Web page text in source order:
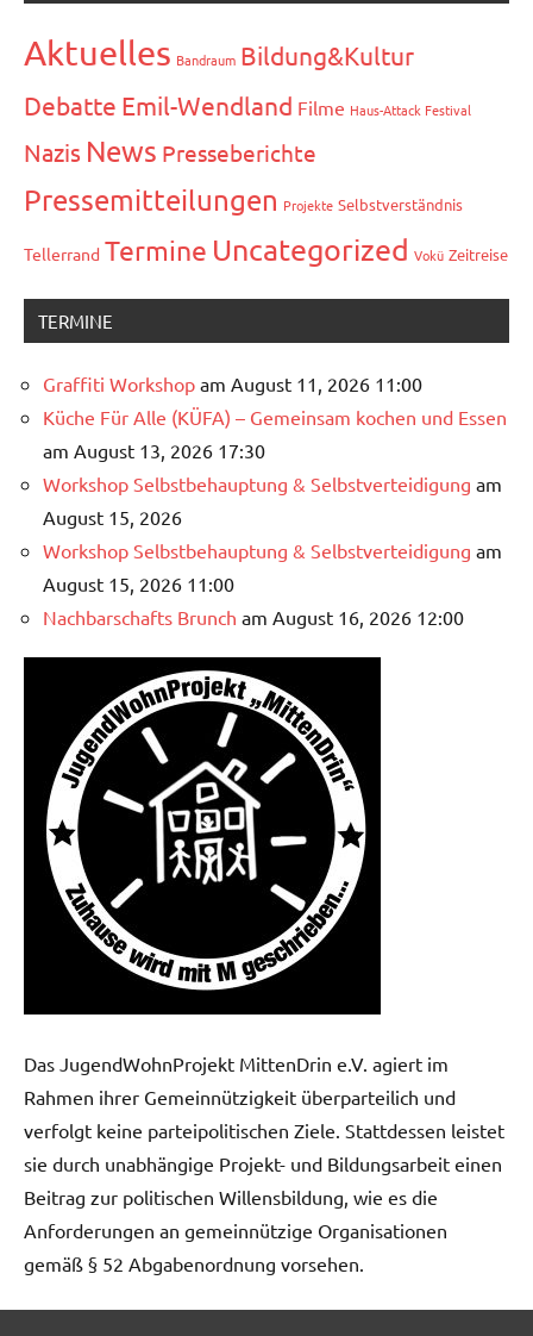
Aktuelles Bandraum Bildung&Kultur
Debatte Emil-Wendland Filme Haus-Attack Festival
Nazis News Presseberichte
Pressemitteilungen Projekte Selbstverständnis
Tellerrand Termine Uncategorized Vokü Zeitreise
TERMINE
Graffiti Workshop am August 11, 2026 11:00
Küche Für Alle (KÜFA) – Gemeinsam kochen und Essen
am August 13, 2026 17:30
Workshop Selbstbehauptung & Selbstverteidigung am
August 15, 2026
Workshop Selbstbehauptung & Selbstverteidigung am
August 15, 2026 11:00
Nachbarschafts Brunch am August 16, 2026 12:00
Das JugendWohnProjekt MittenDrin e.V. agiert im
Rahmen ihrer Gemeinnützigkeit überparteilich und
verfolgt keine parteipolitischen Ziele. Stattdessen leistet
sie durch unabhängige Projekt- und Bildungsarbeit einen
Beitrag zur politischen Willensbildung, wie es die
Anforderungen an gemeinnützige Organisationen
gemäß § 52 Abgabenordnung vorsehen.